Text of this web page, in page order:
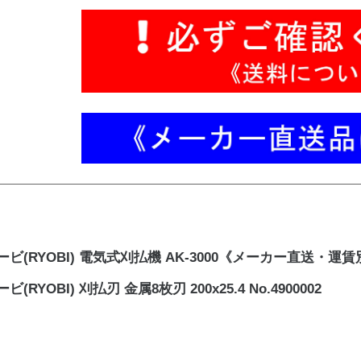
ビ(RYOBI) 電気式刈払機 AK-3000《メーカー直送・運賃
ビ(RYOBI) 刈払刃 金属8枚刃 200x25.4 No.4900002